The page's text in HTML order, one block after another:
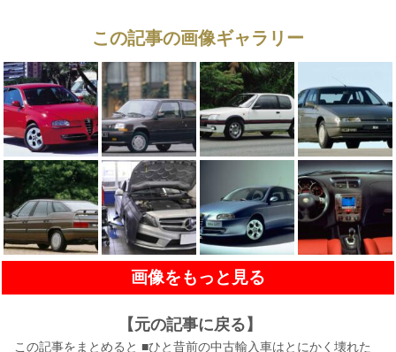
この記事の画像ギャラリー
画像をもっと見る
【元の記事に戻る】
この記事をまとめると ■ひと昔前の中古輸入車はとにかく壊れた